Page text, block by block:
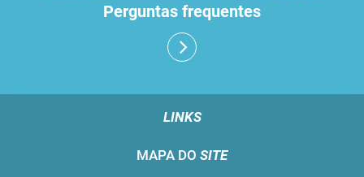
Perguntas frequentes
LINKS
MAPA DO SITE